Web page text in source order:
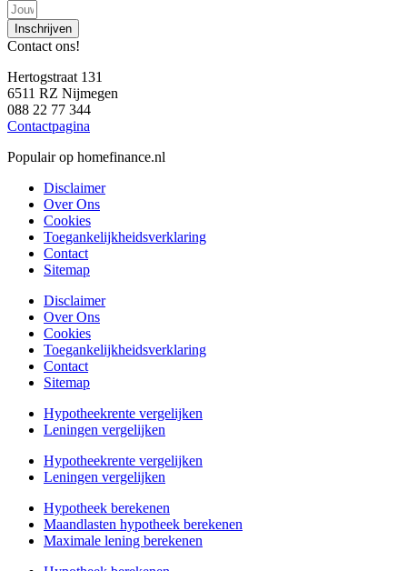
Inschrijven
Contact ons!
Hertogstraat 131
6511 RZ Nijmegen
088 22 77 344
Contactpagina
Populair op homefinance.nl
Disclaimer
Over Ons
Cookies
Toegankelijkheidsverklaring
Contact
Sitemap
Disclaimer
Over Ons
Cookies
Toegankelijkheidsverklaring
Contact
Sitemap
Hypotheekrente vergelijken
Leningen vergelijken
Hypotheekrente vergelijken
Leningen vergelijken
Hypotheek berekenen
Maandlasten hypotheek berekenen
Maximale lening berekenen